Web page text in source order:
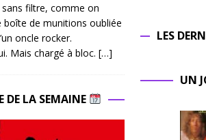
filtre, comme on
boîte de munitions oubliée
oncle rocker.
Mais chargé à bloc. […]
DE LA SEMAINE
LES
UN